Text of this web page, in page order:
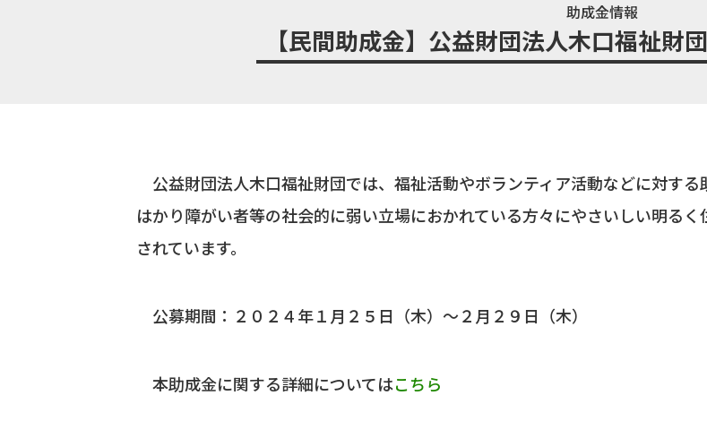
助成金情報
【民間助成金】公益財団法人木口福祉
公益財団法人木口福祉財団では、福祉活動やボランティア活動などに対す
はかり障がい者等の社会的に弱い立場におかれている方々にやさいしい明る
されています。
公募期間：２０２４年１月２５日（木）～２月２９日（木）
本助成金に関する詳細についてはこちら